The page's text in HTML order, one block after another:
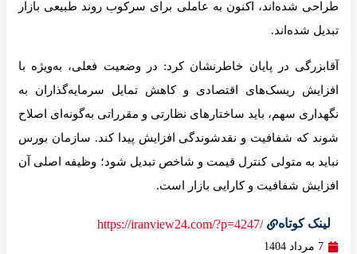
طراحی شده‌اند، اکنون به عاملی برای سرکوب روند طبیعی بازار
تبدیل شده‌اند.
آقابزرگی در پایان خاطرنشان کرد: در وضعیت فعلی، به‌ویژه با
افزایش ریسک‌های اقتصادی و کاهش تمایل سرمایه‌گذاران به
نگهداری سهم، باید ساختارهای نظارتی و مقرراتی به‌گونه‌ای اصلاح
شوند که شفافیت و نقدشوندگی افزایش پیدا کند. سازمان بورس
نباید به متولی کنترل قیمت و شاخص تبدیل شود؛ وظیفه اصلی آن
افزایش شفافیت و کارایی بازار است.
لینک کوتاه /https://iranview24.com/?p=4247
7 مرداد 1404